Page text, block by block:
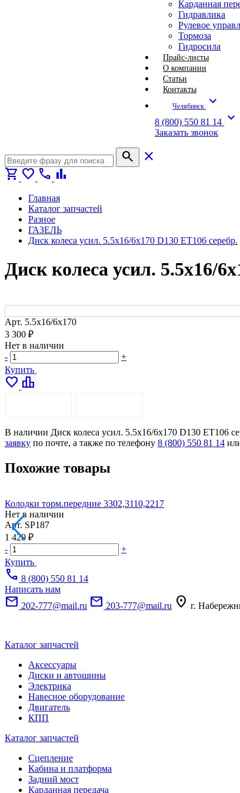
Карданная
Гидравлика
Рулевое
Тормоза
Гидросила
Прайс-листы
О компании
Статьи
Контакты
Челябинск expand_more
8 (800) 550 81 14 expand_more
Заказать звонок
search
close
shopping_cart favorite call bar_chart
Главная
Каталог запчастей
Разное
ГАЗЕЛЬ
Диск колеса усил. 5.5х16/6х170 D130 ET106 серебр.
Диск колеса усил. 5.5х16/
Арт. 5.5х16/6х170
3 300 ₽
Нет в наличии
-
+
Купить
favorite leaderboard
В наличии Диск колеса усил. 5.5х16/6х170 D130 ET106
заявку по почте, а также по телефону 8 (800) 550 81 14
Похожие товары
Колодки торм.передние 3302,3110,2217
Нет в наличии
Арт. SP187
1 420 ₽
-
+
Купить
call 8 (800) 550 81 14
Написать нам
mail 202-777@mail.ru mail 203-777@mail.ru location_on г.
Каталог запчастей
Аксессуары
Диски и автошины
Электрика
Навесное оборудование
Двигатель
КПП
Каталог запчастей
Сцепление
Кабина и платформа
Задний мост
Карданная передача